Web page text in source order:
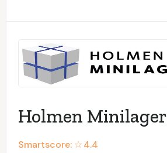
Holmen Minilager
Smartscore: ☆4.4